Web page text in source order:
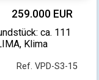
259.000 EUR
ca. 111
Klima
Ref. VPD-S3-15